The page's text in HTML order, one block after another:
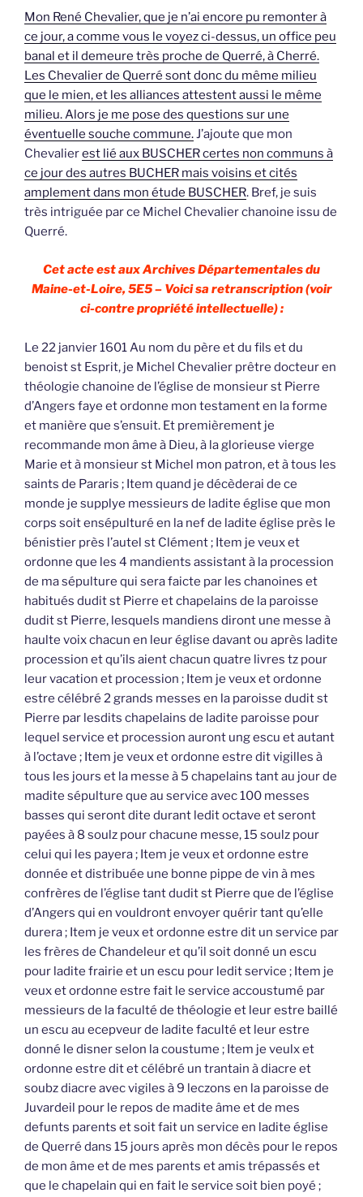
Mon René Chevalier, que je n’ai encore pu remonter à
ce jour, a comme vous le voyez ci-dessus, un office peu
banal et il demeure très proche de Querré, à Cherré.
Les Chevalier de Querré sont donc du même milieu
que le mien, et les alliances attestent aussi le même
milieu. Alors je me pose des questions sur une
éventuelle souche commune.J’ajoute que mon
Chevalierest lié aux BUSCHER certes non communs à
ce jour des autres BUCHER mais voisins et cités
amplement dans mon étude BUSCHER. Bref, je suis
très intriguée par ce Michel Chevalier chanoine issu de
Querré.
Cet acte est aux Archives Départementales du
Maine-et-Loire, 5E5 – Voici sa retranscription (voir
ci-contre propriété intellectuelle) :
Le 22 janvier 1601 Au nom du père et du fils et du
benoist st Esprit, je Michel Chevalier prêtre docteur en
théologie chanoine de l’église de monsieur st Pierre
d’Angers faye et ordonne mon testament en la forme
et manière que s’ensuit. Et premièrement je
recommande mon âme à Dieu, à la glorieuse vierge
Marie et à monsieur st Michel mon patron, et à tous les
saints de Pararis ; Item quand je décèderai de ce
monde je supplye messieurs de ladite église que mon
corps soit ensépulturé en la nef de ladite église près le
bénistier près l’autel st Clément ; Item je veux et
ordonne que les 4 mandients assistant à la procession
de ma sépulture qui sera faicte par les chanoines et
habitués dudit st Pierre et chapelains de la paroisse
dudit st Pierre, lesquels mandiens diront une messe à
haulte voix chacun en leur église davant ou après ladite
procession et qu’ils aient chacun quatre livres tz pour
leur vacation et procession ; Item je veux et ordonne
estre célébré 2 grands messes en la paroisse dudit st
Pierre par lesdits chapelains de ladite paroisse pour
lequel service et procession auront ung escu et autant
à l’octave ; Item je veux et ordonne estre dit vigilles à
tous les jours et la messe à 5 chapelains tant au jour de
madite sépulture que au service avec 100 messes
basses qui seront dite durant ledit octave et seront
payées à 8 soulz pour chacune messe, 15 soulz pour
celui qui les payera ; Item je veux et ordonne estre
donnée et distribuée une bonne pippe de vin à mes
confrères de l’église tant dudit st Pierre que de l’église
d’Angers qui en vouldront envoyer quérir tant qu’elle
durera ; Item je veux et ordonne estre dit un service par
les frères de Chandeleur et qu’il soit donné un escu
pour ladite frairie et un escu pour ledit service ; Item je
veux et ordonne estre fait le service accoustumé par
messieurs de la faculté de théologie et leur estre baillé
un escu au ecepveur de ladite faculté et leur estre
donné le disner selon la coustume ; Item je veulx et
ordonne estre dit et célébré un trantain à diacre et
soubz diacre avec vigiles à 9 leczons en la paroisse de
Juvardeil pour le repos de madite âme et de mes
defunts parents et soit fait un service en ladite église
de Querré dans 15 jours après mon décès pour le repos
de mon âme et de mes parents et amis trépassés et
que le chapelain qui en fait le service soit bien poyé ;